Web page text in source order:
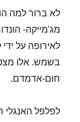
לא ברור למה
מג'מייקה-
לאירופה על
בשמש. אלו
חום-אדמדם.
לפלפל האנגלי